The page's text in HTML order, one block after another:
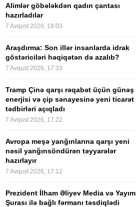
Alimlər göbələkdən qadın çantası
hazırladılar
7 Avqust 2026, 18:03
Araşdırma: Son illər insanlarda idrak
göstəriciləri həqiqətən də azalıb?
7 Avqust 2026, 17:33
Tramp Çinə qarşı rəqabət üçün günəş
enerjisi və çip sənayesinə yeni ticarət
tədbirləri açıqladı
7 Avqust 2026, 17:22
Avropa meşə yanğınlarına qarşı yeni
nəsil yanğınsöndürən təyyarələr
hazırlayır
7 Avqust 2026, 17:12
Prezident İlham Əliyev Media və Yayım
Şurası ilə bağlı fərmanı təsdiqlədi